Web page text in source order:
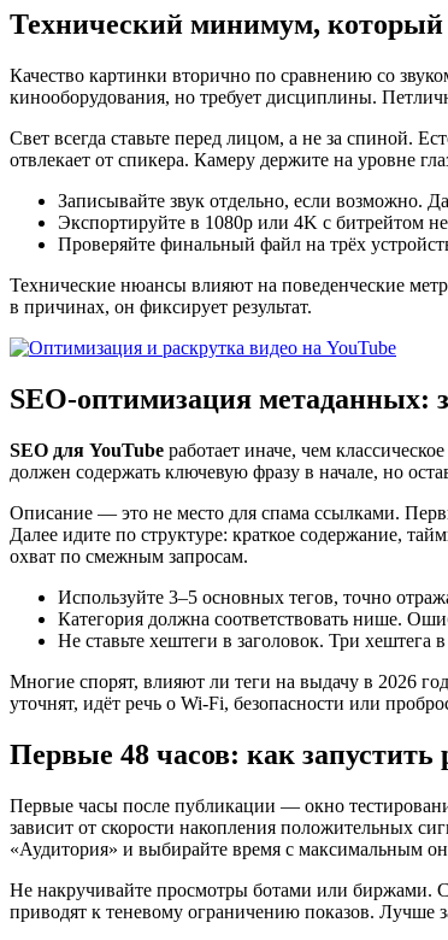
Технический минимум, который
Качество картинки вторично по сравнению со
кинооборудования, но требует дисциплины.
Свет всегда ставьте перед лицом, а не за спиной.
отвлекает от спикера. Камеру держите на уровне
Записывайте звук отдельно, если возможно.
Экспортируйте в 1080p или 4K с битрейтом
Проверяйте финальный файл на трёх
Технические нюансы влияют на поведенческие
в причинах, он фиксирует результат.
SEO-оптимизация метаданных:
SEO для YouTube работает иначе, чем
должен содержать ключевую фразу в начале, но
Описание — это не место для спама ссылками.
Далее идите по структуре: краткое содержание,
охват по смежным запросам.
Используйте 3–5 основных тегов, точно
Категория должна соответствовать нише.
Не ставьте хештеги в заголовок. Три
Многие спорят, влияют ли теги на выдачу в 2026
уточнят, идёт речь о Wi-Fi, безопасности или
Первые 48 часов: как запустить
Первые часы после публикации — окно
зависит от скорости накопления положительных
«Аудитория» и выбирайте время с максимальным
Не накручивайте просмотры ботами или биржами.
приводят к теневому ограничению показов. Лучше